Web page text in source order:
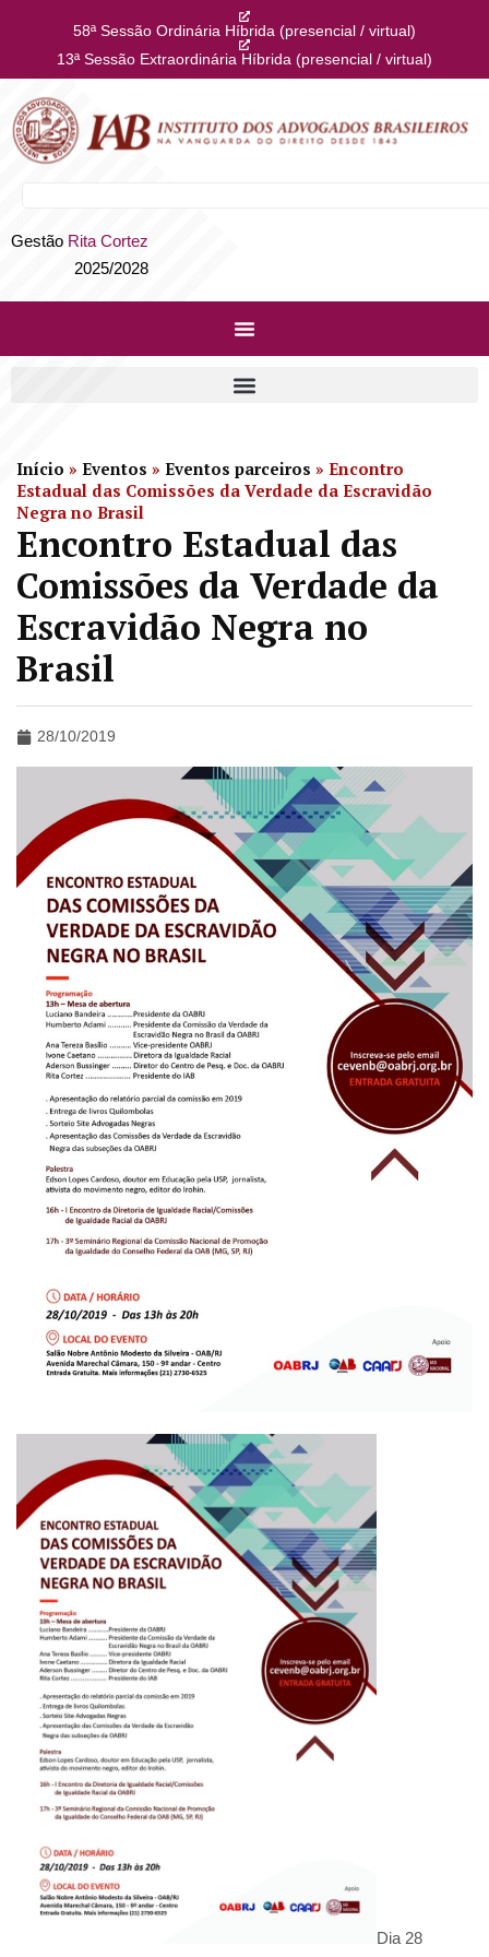
58ª Sessão Ordinária Híbrida (presencial / virtual)
13ª Sessão Extraordinária Híbrida (presencial / virtual)
Gestão Rita Cortez
2025/2028
Início » Eventos » Eventos parceiros » Encontro
Estadual das Comissões da Verdade da Escravidão
Negra no Brasil
Encontro Estadual das
Comissões da Verdade da
Escravidão Negra no
Brasil
28/10/2019
Dia 28